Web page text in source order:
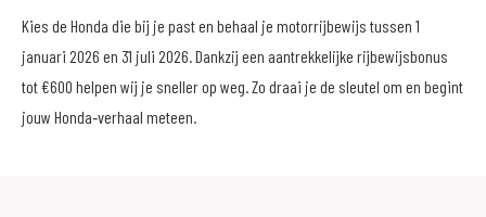
Kies de Honda die bij je past en behaal je motorrijbewijs tussen 1
januari 2026 en 31 juli 2026. Dankzij een aantrekkelijke rijbewijsbonus
tot €600 helpen wij je sneller op weg. Zo draai je de sleutel om en begint
jouw Honda‑verhaal meteen.